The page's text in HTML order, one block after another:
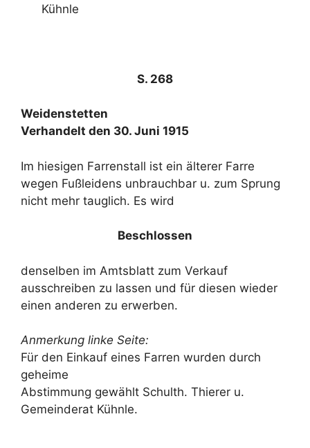
Kühnle
S. 268
Weidenstetten
Verhandelt den 30. Juni 1915
Im hiesigen Farrenstall ist ein älterer Farre
wegen Fußleidens unbrauchbar u. zum Sprung
nicht mehr tauglich. Es wird
Beschlossen
denselben im Amtsblatt zum Verkauf
ausschreiben zu lassen und für diesen wieder
einen anderen zu erwerben.
Anmerkung linke Seite:
Für den Einkauf eines Farren wurden durch
geheime
Abstimmung gewählt Schulth. Thierer u.
Gemeinderat Kühnle.